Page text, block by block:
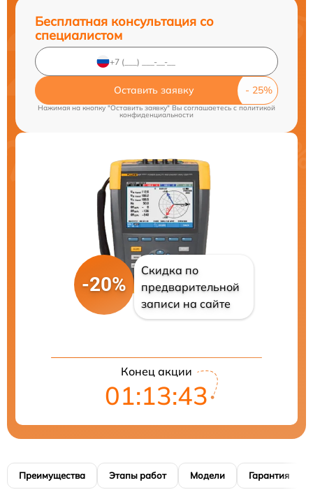
Бесплатная консультация со
специалистом
Оставить заявку
Нажимая на кнопку "Оставить заявку" Вы соглашаетесь cполитикой
конфиденциальности
-20%
Скидка по
предварительной
записи на сайте
Конец акции
01:13:42
Преимущества Этапы работ Модели Гарантия